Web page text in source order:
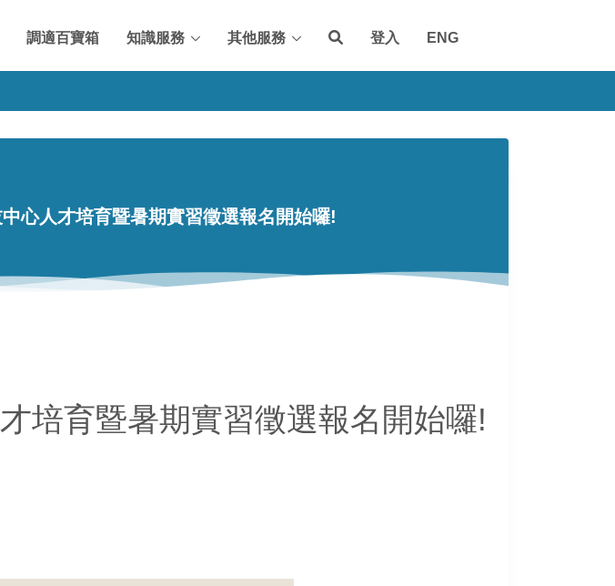
調適百寶箱 知識服務 其他服務 登入 ENG
心人才培育暨暑期實習徵選報名開始囉!
培育暨暑期實習徵選報名開始囉!